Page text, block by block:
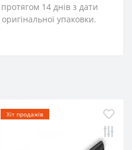
14 днів з дати
упаковки.
Хіт продажів